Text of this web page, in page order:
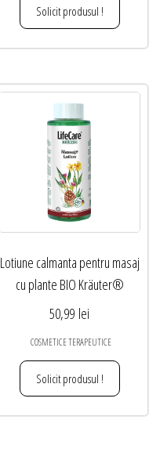
fost:
39,99 lei.
Solicit produsul !
Lotiune calmanta pentru masaj
cu plante BIO Kräuter®
50,99 lei
COSMETICE TERAPEUTICE
Solicit produsul !